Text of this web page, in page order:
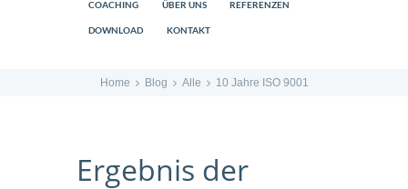
COACHING ÜBER UNS REFERENZEN
DOWNLOAD KONTAKT
Home Blog Alle 10 Jahre ISO 9001
Ergebnis der